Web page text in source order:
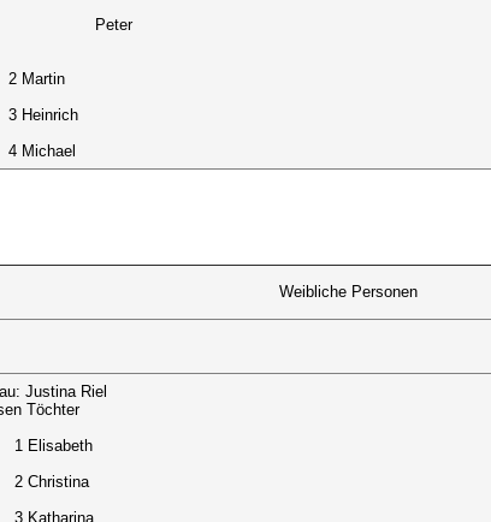
Peter
2 Martin
3 Heinrich
4 Michael
Weibliche Personen
Justina Riel
Töchter
1 Elisabeth
2 Christina
3 Katharina